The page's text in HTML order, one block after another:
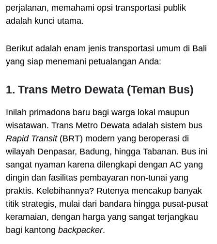
perjalanan, memahami opsi transportasi publik
adalah kunci utama.
Berikut adalah enam jenis transportasi umum di Bali
yang siap menemani petualangan Anda:
1. Trans Metro Dewata (Teman Bus)
Inilah primadona baru bagi warga lokal maupun
wisatawan. Trans Metro Dewata adalah sistem bus
Rapid Transit(BRT) modern yang beroperasi di
wilayah Denpasar, Badung, hingga Tabanan. Bus ini
sangat nyaman karena dilengkapi dengan AC yang
dingin dan fasilitas pembayaran non-tunai yang
praktis. Kelebihannya? Rutenya mencakup banyak
titik strategis, mulai dari bandara hingga pusat-pusat
keramaian, dengan harga yang sangat terjangkau
bagi kantong backpacker.